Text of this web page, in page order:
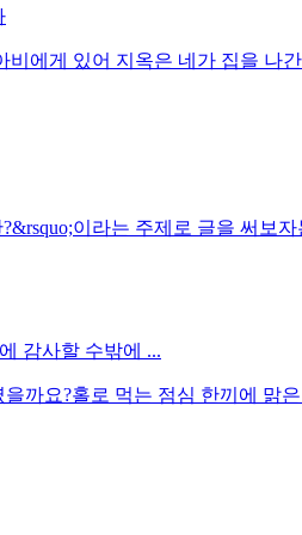
비에게 있어 지옥은 네가 집을 나
이라는 주제로 글을 써보자
감사할 수밖에 ...
까요?홀로 먹는 점심 한끼에 맑